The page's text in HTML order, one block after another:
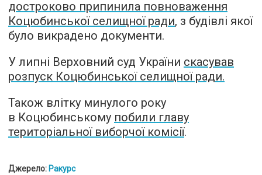
достроково припинила повноваження
Коцюбинської селищної ради, з будівлі якої
було викрадено документи.
У липні Верховний суд України скасував
розпуск Коцюбинської селищної ради.
Також влітку минулого року
в Коцюбинському побили главу
територіальної виборчої комісії.
Джерело: Ракурс